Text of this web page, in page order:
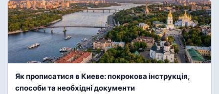
Як прописатися в Киеве: покрокова інструкція,
способи та необхідні документи